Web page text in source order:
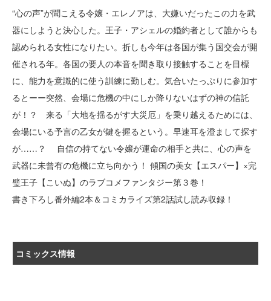
“心の声”が聞こえる令嬢・エレノアは、大嫌いだったこの力を武
器にしようと決心した。王子・アシェルの婚約者として誰からも
認められる女性になりたい。折しも今年は各国が集う国交会が開
催される年。各国の要人の本音を聞き取り接触することを目標
に、能力を意識的に使う訓練に勤しむ。気合いたっぷりに参加す
るとーー突然、会場に危機の中にしか降りないはずの神の信託
が！？ 来る「大地を揺るがす大災厄」を乗り越えるためには、
会場にいる予言の乙女が鍵を握るという。早速耳を澄まして探す
が……？ 自信の持てない令嬢が運命の相手と共に、心の声を
武器に未曾有の危機に立ち向かう！ 傾国の美女【エスパー】×完
璧王子【こいぬ】のラブコメファンタジー第３巻！
書き下ろし番外編2本＆コミカライズ第2話試し読み収録！
コミックス情報